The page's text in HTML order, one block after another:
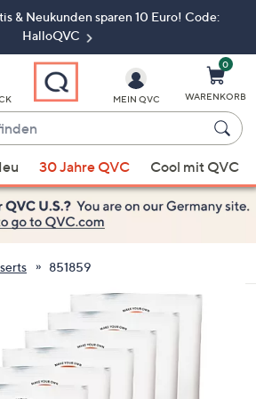
& Neukunden sparen 10 Euro! Code:
HalloQVC
MEIN QVC
0
WARENKORB
30 Jahre QVC Cool mit QVC
851859